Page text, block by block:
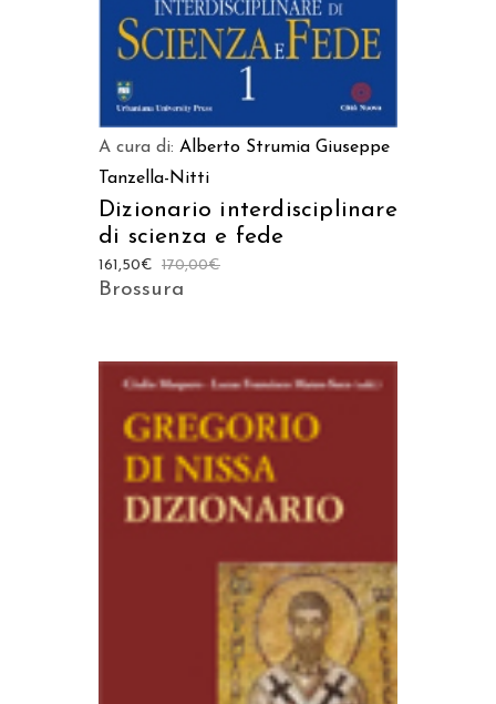
A cura di: Alberto Strumia Giuseppe
Tanzella-Nitti
Dizionario interdisciplinare
di scienza e fede
170,00€
161,50€
Brossura
AGGIUNGI AL CARRELLO